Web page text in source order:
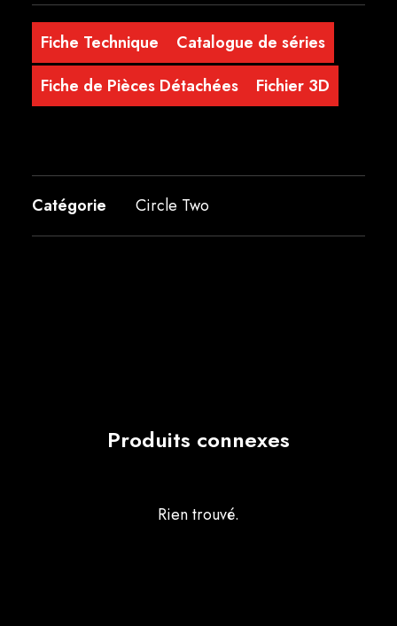
Fiche Technique
Catalogue de séries
Fiche de Pièces Détachées
Fichier 3D
Catégorie Circle Two
Produits connexes
Rien trouvé.